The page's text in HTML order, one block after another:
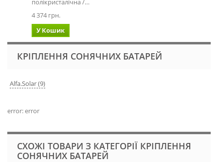
полікристалічна /…
4 374 грн.
У Кошик
КРІПЛЕННЯ СОНЯЧНИХ БАТАРЕЙ
Alfa.Solar (9)
error: error
СХОЖІ ТОВАРИ З КАТЕГОРІЇ КРІПЛЕННЯ
СОНЯЧНИХ БАТАРЕЙ